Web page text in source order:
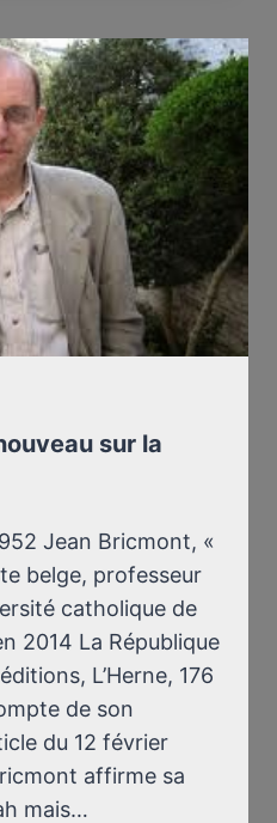
sur la
Jean Bricmont, «
belge, professeur
catholique de
2014 La République
L’Herne, 176
de son
du 12 février
affirme sa
mais…